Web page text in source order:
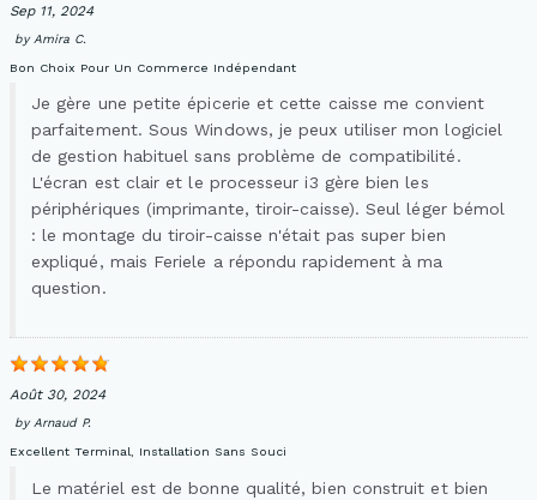
Sep 11, 2024
byAmira C.
Bon Choix Pour Un Commerce Indépendant
Je gère une petite épicerie et cette caisse me convient
parfaitement. Sous Windows, je peux utiliser mon logiciel
de gestion habituel sans problème de compatibilité.
L'écran est clair et le processeur i3 gère bien les
périphériques (imprimante, tiroir-caisse). Seul léger bémol
: le montage du tiroir-caisse n'était pas super bien
expliqué, mais Feriele a répondu rapidement à ma
question.
Août 30, 2024
byArnaud P.
Excellent Terminal, Installation Sans Souci
Le matériel est de bonne qualité, bien construit et bien